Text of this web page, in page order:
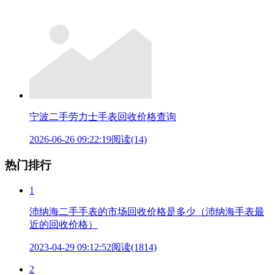
宁波二手劳力士手表回收价格查询
2026-06-26 09:22:19阅读(14)
热门排行
1
沛纳海二手手表的市场回收价格是多少（沛纳海手表最
近的回收价格）
2023-04-29 09:12:52阅读(1814)
2